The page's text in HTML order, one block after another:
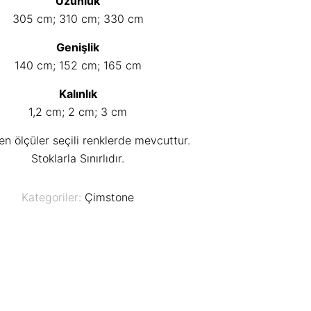
305 cm; 310 cm; 330 cm
Genişlik
140 cm; 152 cm; 165 cm
Kalınlık
1,2 cm; 2 cm; 3 cm
ölçüler seçili renklerde mevcuttur.
Stoklarla Sınırlıdır.
Kategoriler: Çimstone